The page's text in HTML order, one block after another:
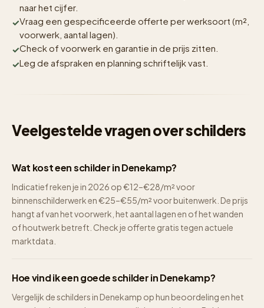
naar het cijfer.
Vraag een gespecificeerde offerte per werksoort (m²,
voorwerk, aantal lagen).
Check of voorwerk en garantie in de prijs zitten.
Leg de afspraken en planning schriftelijk vast.
Veelgestelde vragen over schilders
Wat kost een schilder in Denekamp?
Indicatief reken je in 2026 op €12–€28/m² voor
binnenschilderwerk en €25–€55/m² voor buitenwerk. De prijs
hangt af van het voorwerk, het aantal lagen en of het wanden
of houtwerk betreft. Check je offerte gratis tegen actuele
marktdata.
Hoe vind ik een goede schilder in Denekamp?
Vergelijk de schilders in Denekamp op hun beoordeling en het